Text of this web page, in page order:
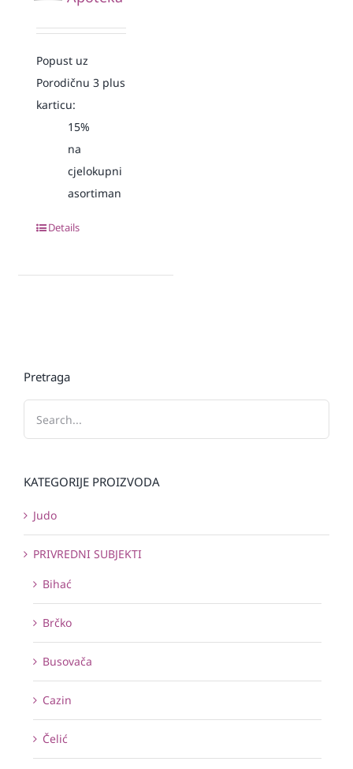
Popust uz
Porodičnu 3 plus
karticu:
15%
na
cjelokupni
asortiman
Details
Pretraga
KATEGORIJE PROIZVODA
Judo
PRIVREDNI SUBJEKTI
Bihać
Brčko
Busovača
Cazin
Čelić